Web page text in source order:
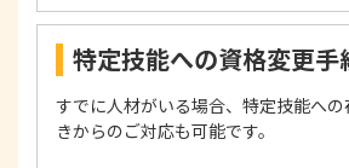
特定技能への資格変更手
すでに人材がいる場合、特定技能へ
きからのご対応も可能です。